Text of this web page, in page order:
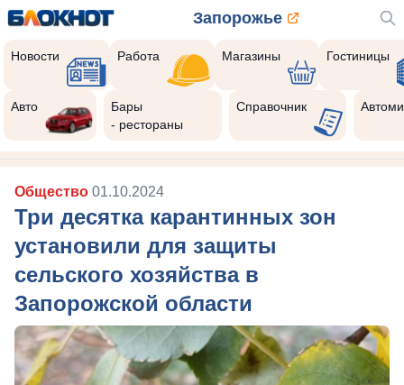
Запорожье
Новости Работа Магазины Гостиницы
Авто
Бары
- рестораны
Справочник
Общество 01.10.2024
Три десятка карантинных зон
установили для защиты
сельского хозяйства в
Запорожской области